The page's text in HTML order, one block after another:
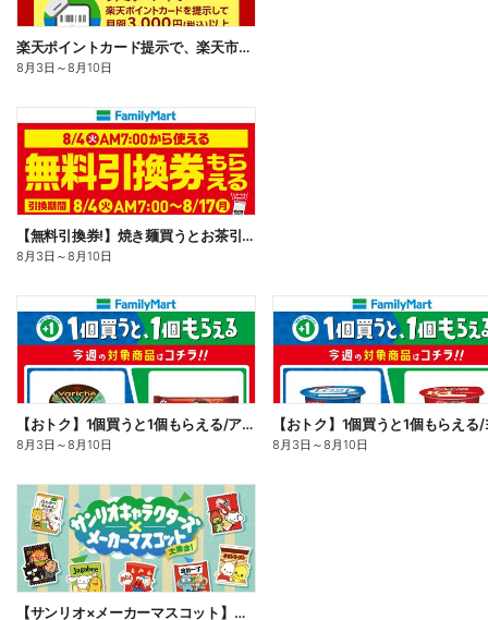
楽天ポイントカード提示で、楽天市場でのお買い物がおトクに!
8月3日 ～8月10日
【無料引換券!】焼き麺買うとお茶引換券貰える!
8月3日 ～8月10日
【おトク】1個買うと1個もらえる/アイス
8月3日 ～8月10日 8月3日 ～8月10日
【サンリオ×メーカーマスコット】オリジナルグッズ貰える!